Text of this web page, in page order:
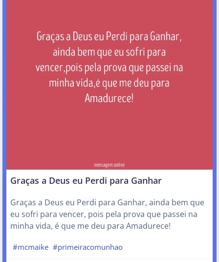
Graças a Deus eu Perdi para Ganhar
Graças a Deus eu Perdi para Ganhar, ainda bem que
eu sofri para vencer, pois pela prova que passei na
minha vida, é que me deu para Amadurece!
#mcmaike #primeiracomunhao